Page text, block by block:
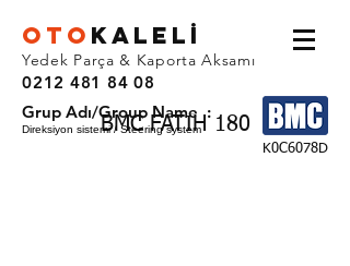
OTO KALEL İ
Yedek Parça & Kaporta Aksamı
0212 481 84 08
BMC FATIH 180
Grup Adı/Group Name :
Direksiyon sistemi / Steering system
K0C6078D